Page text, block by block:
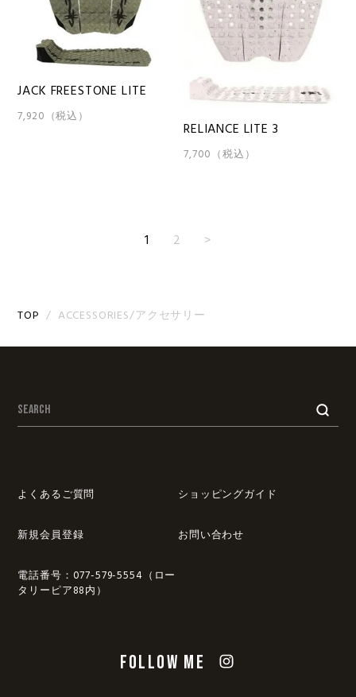
JACK FREESTONE LITE
7,920（税込）
RELIANCE LITE 3
7,700（税込）
1 2 >
TOP ACCESSORIES/アクセサリー
よくあるご質問 ショッピングガイド
新規会員登録 お問い合わせ
電話番号：077-579-5554（ロー
タリーピア88内）
FOLLOW ME